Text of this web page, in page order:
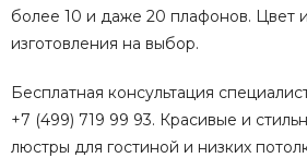
более 10 и даже 20 плафонов. Цвет
изготовления на выбор.
Бесплатная консультация
+7 (499) 719 99 93. Красивые и
люстры для гостиной и низких